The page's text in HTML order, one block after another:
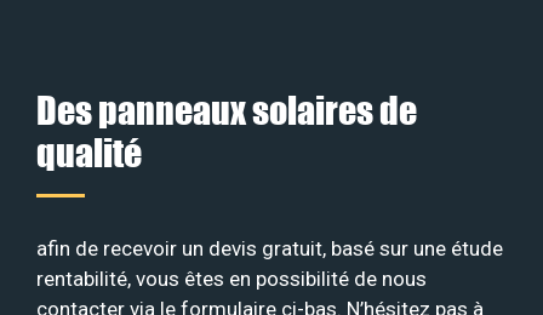
Des panneaux solaires de
qualité
afin de recevoir un devis gratuit, basé sur une étude
rentabilité, vous êtes en possibilité de nous
contacter via le formulaire ci-bas. N’hésitez pas à